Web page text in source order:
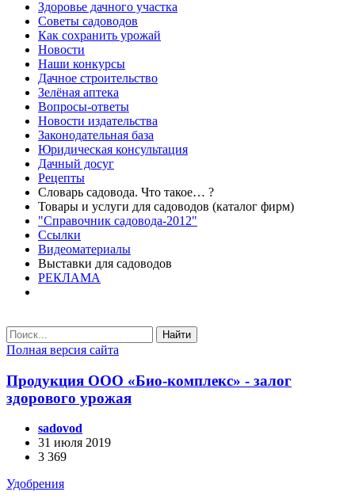
Здоровье дачного участка
Советы садоводов
Как сохранить урожай
Новости
Наши конкурсы
Дачное строительство
Зелёная аптека
Вопросы-ответы
Новости издательства
Законодательная база
Юридическая консультация
Дачный досуг
Рецепты
Словарь садовода. Что такое… ?
Товары и услуги для садоводов (каталог фирм)
"Справочник садовода-2012"
Ссылки
Видеоматериалы
Выставки для садоводов
РЕКЛАМА
Найти
Полная версия сайта
Продукция ООО «Био-комплекс» - залог
здорового урожая
sadovod
31 июля 2019
3 369
Удобрения